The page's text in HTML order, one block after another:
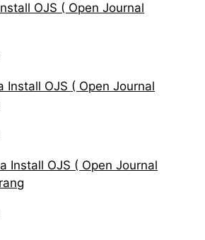
OJS ( Open Journal
Install OJS ( Open Journal
Install OJS ( Open Journal